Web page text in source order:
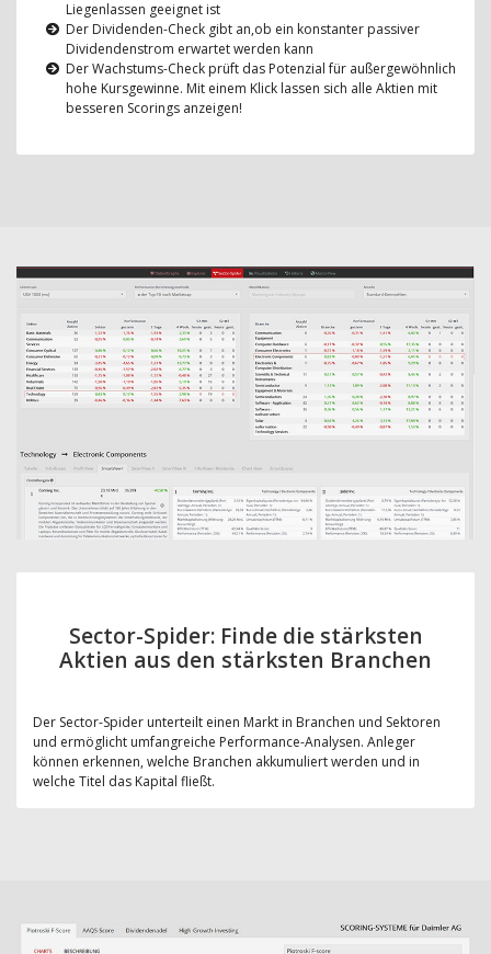
Liegenlassen geeignet ist
Der Dividenden-Check gibt an,ob ein konstanter passiver
Dividendenstrom erwartet werden kann
Der Wachstums-Check prüft das Potenzial für außergewöhnlich
hohe Kursgewinne. Mit einem Klick lassen sich alle Aktien mit
besseren Scorings anzeigen!
Sector-Spider: Finde die stärksten
Aktien aus den stärksten Branchen
Der Sector-Spider unterteilt einen Markt in Branchen und Sektoren
und ermöglicht umfangreiche Performance-Analysen. Anleger
können erkennen, welche Branchen akkumuliert werden und in
welche Titel das Kapital fließt.